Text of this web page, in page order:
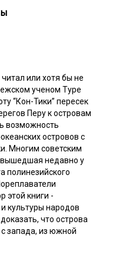
или хотя бы не
ученом Туре
“Кон-Тики” пересек
Перу к островам
возможность
островов с
Многим советским
недавно у
полинезийского
этой книги -
культуры народов
что острова
запада, из южной